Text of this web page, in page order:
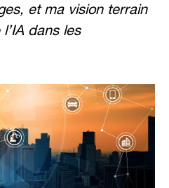
et ma vision terrain
dans les